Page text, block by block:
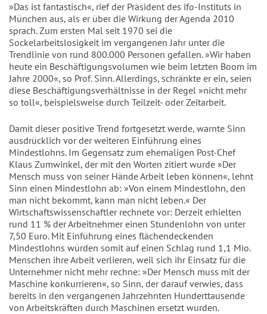
»Das ist fantastisch«, rief der Präsident des ifo-Instituts in
München aus, als er über die Wirkung der Agenda 2010
sprach. Zum ersten Mal seit 1970 sei die
Sockelarbeitslosigkeit im vergangenen Jahr unter die
Trendlinie von rund 800.000 Personen gefallen. »Wir haben
heute ein Beschäftigungsvolumen wie beim letzten Boom im
Jahre 2000«, so Prof. Sinn. Allerdings, schränkte er ein, seien
diese Beschäftigungsverhältnisse in der Regel »nicht mehr
so toll«, beispielsweise durch Teilzeit- oder Zeitarbeit.
Damit dieser positive Trend fortgesetzt werde, warnte Sinn
ausdrücklich vor der weiteren Einführung eines
Mindestlohns. Im Gegensatz zum ehemaligen Post-Chef
Klaus Zumwinkel, der mit den Worten zitiert wurde »Der
Mensch muss von seiner Hände Arbeit leben können«, lehnt
Sinn einen Mindestlohn ab: »Von einem Mindestlohn, den
man nicht bekommt, kann man nicht leben.« Der
Wirtschaftswissenschaftler rechnete vor: Derzeit erhielten
rund 11 % der Arbeitnehmer einen Stundenlohn von unter
7,50 Euro. Mit Einführung eines flächendeckenden
Mindestlohns würden somit auf einen Schlag rund 1,1 Mio.
Menschen ihre Arbeit verlieren, weil sich ihr Einsatz für die
Unternehmer nicht mehr rechne: »Der Mensch muss mit der
Maschine konkurrieren«, so Sinn, der darauf verwies, dass
bereits in den vergangenen Jahrzehnten Hunderttausende
von Arbeitskräften durch Maschinen ersetzt wurden.